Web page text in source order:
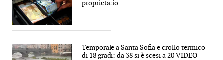
proprietario
Temporale a Santa Sofia e crollo termico
di 18 gradi: da 38 si è scesi a 20 VIDEO